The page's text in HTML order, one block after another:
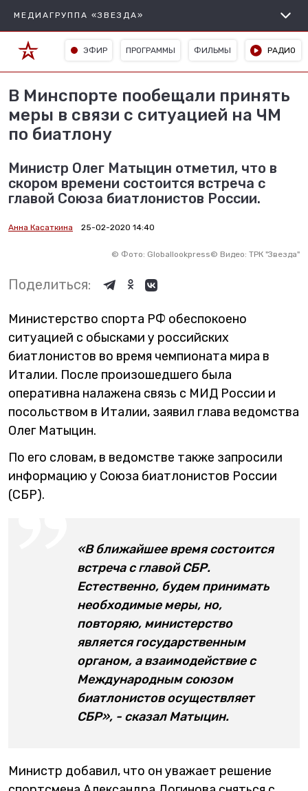
МЕДИАГРУППА «ЗВЕЗДА»
ЭФИР ПРОГРАММЫ ФИЛЬМЫ РАДИО
В Минспорте пообещали принять
меры в связи с ситуацией на ЧМ
по биатлону
Министр Олег Матыцин отметил, что в
скором времени состоится встреча с
главой Союза биатлонистов России.
Анна Касаткина 25-02-2020 14:40
© Фото: Globallookpress© Видео: ТРК "Звезда"
Поделиться:
Министерство спорта РФ обеспокоено
ситуацией с обысками у российских
биатлонистов во время чемпионата мира в
Италии. После произошедшего была
оперативна налажена связь с МИД России и
посольством в Италии, заявил глава ведомства
Олег Матыцин.
По его словам, в ведомстве также запросили
информацию у Союза биатлонистов России
(СБР).
«В ближайшее время состоится
встреча с главой СБР.
Естественно, будем принимать
необходимые меры, но,
повторяю, министерство
является государственным
органом, а взаимодействие с
Международным союзом
биатлонистов осуществляет
СБР», - сказал Матыцин.
Министр добавил, что он уважает решение